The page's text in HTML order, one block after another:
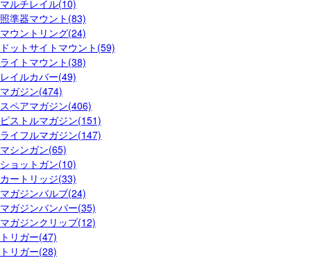
マルチレイル(10)
照準器マウント(83)
マウントリング(24)
ドットサイトマウント(59)
ライトマウント(38)
レイルカバー(49)
マガジン(474)
スペアマガジン(406)
ピストルマガジン(151)
ライフルマガジン(147)
マシンガン(65)
ショットガン(10)
カートリッジ(33)
マガジンバルブ(24)
マガジンバンパー(35)
マガジンクリップ(12)
トリガー(47)
トリガー(28)